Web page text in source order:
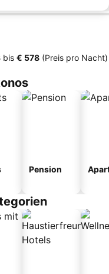
bis ‎€ 578 (Preis pro Nacht)
Pension